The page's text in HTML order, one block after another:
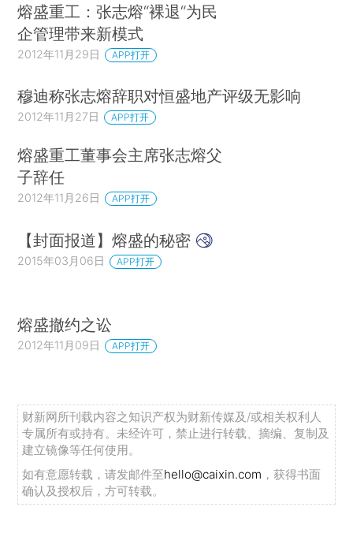
熔盛重工：张志熔“裸退“为民
企管理带来新模式
2012年11月29日 APP打开
穆迪称张志熔辞职对恒盛地产评级无影响
2012年11月27日 APP打开
熔盛重工董事会主席张志熔父
子辞任
2012年11月26日 APP打开
【封面报道】熔盛的秘密
2015年03月06日 APP打开
熔盛撤约之讼
2012年11月09日 APP打开
财新网所刊载内容之知识产权为财新传媒及/或相关权利人
专属所有或持有。未经许可，禁止进行转载、摘编、复制及
建立镜像等任何使用。
如有意愿转载，请发邮件至hello@caixin.com ，获得书面
确认及授权后，方可转载。